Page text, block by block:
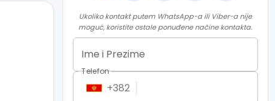
Ukoliko kontakt putem WhatsApp-a ili Viber-a nije
moguć, koristite ostale ponuđene načine kontakta.
Ime i Prezime
Telefon
+382